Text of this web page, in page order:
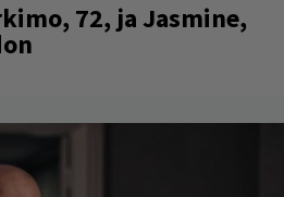
72, ja Jasmine,